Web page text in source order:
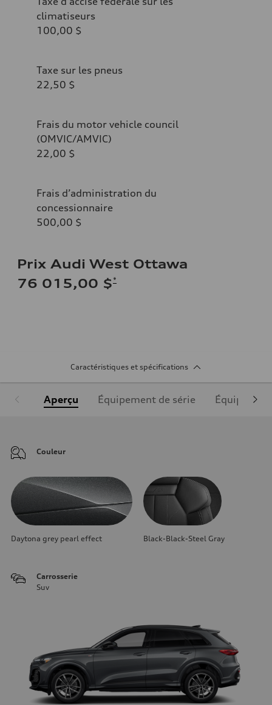
climatiseurs
100,00 $
Taxe sur les pneus
22,50 $
Frais du motor vehicle council
(OMVIC/AMVIC)
22,00 $
Frais d’administration du
concessionnaire
500,00 $
Prix Audi West Ottawa
76 015,00 $*
Caractéristiques et spécifications
Aperçu Équipement de série
Couleur
Daytona grey pearl effect Black-Black-Steel Gray
Carrosserie
Suv